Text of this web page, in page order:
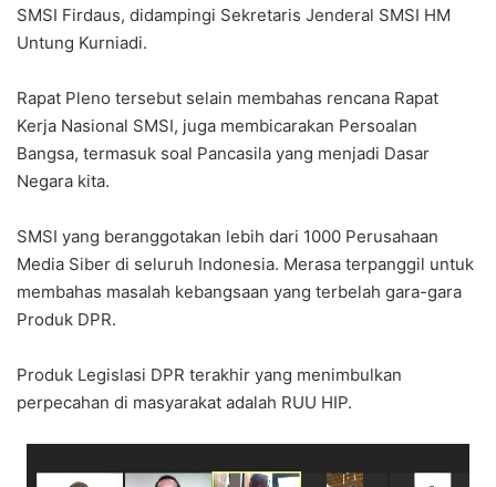
SMSI Firdaus, didampingi Sekretaris Jenderal SMSI HM
Untung Kurniadi.
Rapat Pleno tersebut selain membahas rencana Rapat
Kerja Nasional SMSI, juga membicarakan Persoalan
Bangsa, termasuk soal Pancasila yang menjadi Dasar
Negara kita.
SMSI yang beranggotakan lebih dari 1000 Perusahaan
Media Siber di seluruh Indonesia. Merasa terpanggil untuk
membahas masalah kebangsaan yang terbelah gara-gara
Produk DPR.
Produk Legislasi DPR terakhir yang menimbulkan
perpecahan di masyarakat adalah RUU HIP.